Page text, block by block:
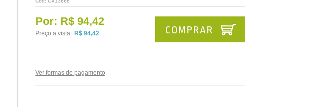
Por: R$ 94,42
Preço a vista: R$ 94,42
Ver formas de pagamento
COMPRAR